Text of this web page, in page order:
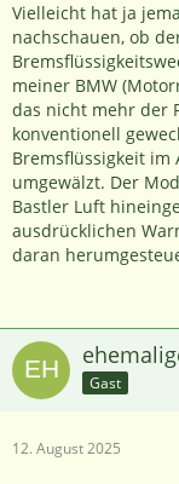
Vielleicht hat ja
nachschauen, ob
meiner BMW
das nicht mehr der
konventionell
Bremsflüssigkeit
umgewälzt. Der
Bastler Luft
ausdrücklichen
daran
Gast
12. August 2025